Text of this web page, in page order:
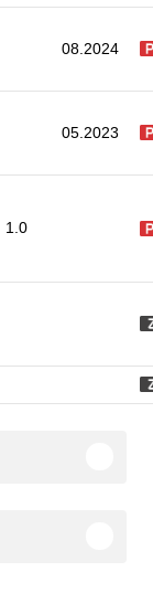
08.2024
05.2023
1.0